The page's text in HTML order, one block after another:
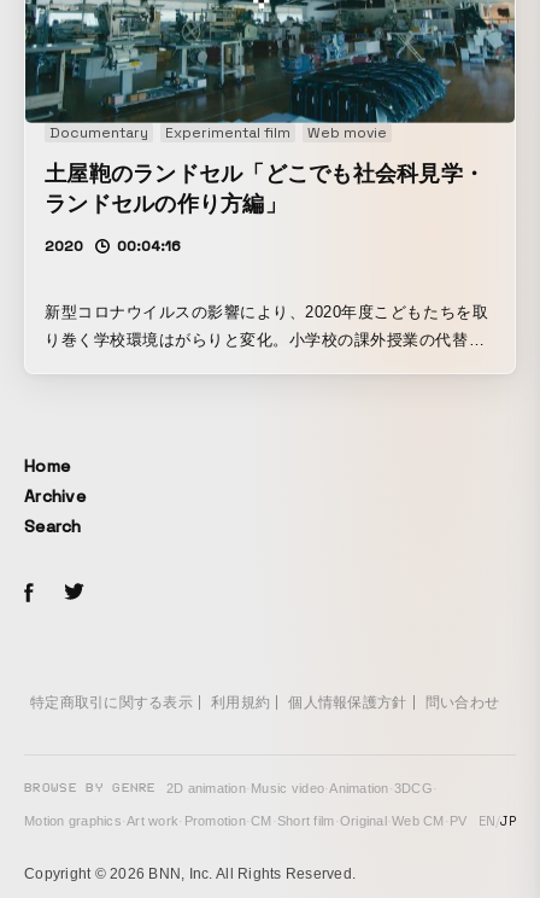
Documentary Experimental film Web movie
土屋鞄のランドセル「どこでも社会科見学・
ランドセルの作り方編」
2020 00:04:16
新型コロナウイルスの影響により、2020年度こどもたちを取
り巻く学校環境はがらりと変化。小学校の課外授業の代替と
Home
Archive
Search
特定商取引に関する表示 利用規約 個人情報保護方針 問い合わせ
BROWSE BY GENRE 2D animation· Music video·Animation·3DCG·
Motion graphics·Art work· Promotion·CM · Short film·Original·Web CM · PV EN/JP
Copyright © 2026 BNN, Inc. All Rights Reserved.